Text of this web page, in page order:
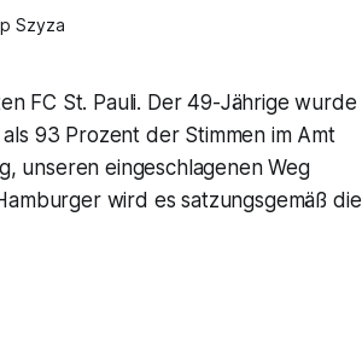
Szyza
FC St. Pauli. Der 49-Jährige wurde
93 Prozent der Stimmen im Amt
unseren eingeschlagenen Weg
wird es satzungsgemäß die